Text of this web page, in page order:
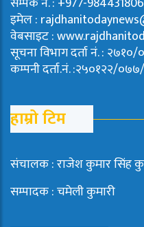
इमेल :
वेबसाइट :
सूचना विभाग दर्ता नं. :
कम्पनी दर्ता.नं. :२५०१२२/
हाम्रो टिम
संचालक : राजेश कुमार सिंह
सम्पादक : चमेली कुमारी